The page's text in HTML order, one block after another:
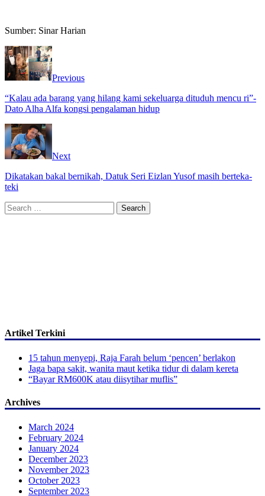
Sumber: Sinar Harian
Previous
“Kalau ada barang yang hilang kami sekeluarga dituduh mencu ri”-
Dato Alha Alfa kongsi pengalaman hidup
Next
Dikatakan bakal bernikah, Datuk Seri Eizlan Yusof masih berteka-
teki
Search
for:
Artikel Terkini
15 tahun menyepi, Raja Farah belum ‘pencen’ berlakon
Jaga bapa sakit, wanita maut ketika tidur di dalam kereta
“Bayar RM600K atau diisytihar muflis”
Archives
March 2024
February 2024
January 2024
December 2023
November 2023
October 2023
September 2023